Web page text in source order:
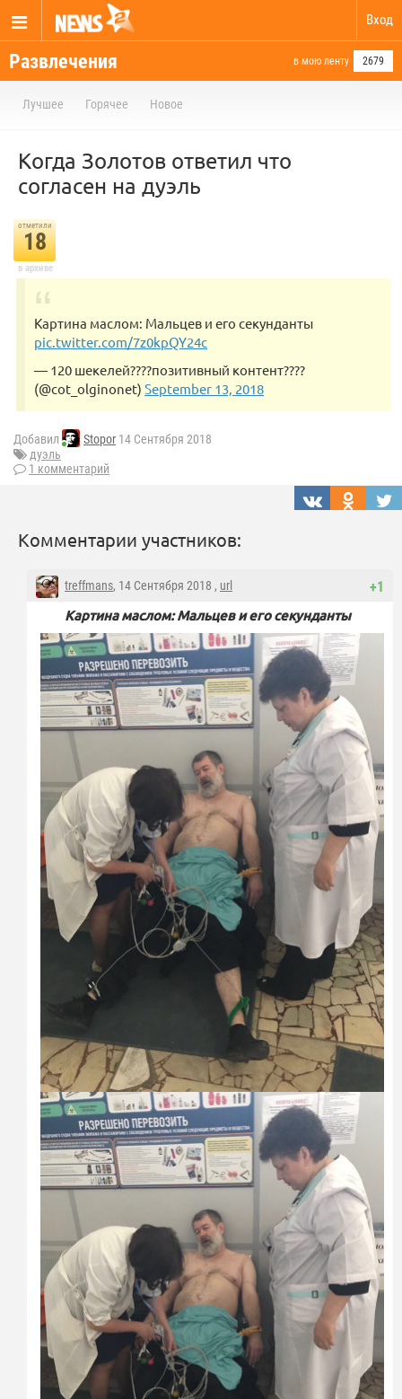
Вход
Развлечения в мою ленту 2679
Лучшее Горячее Новое
Когда Золотов ответил что
согласен на дуэль
отметили
18
в архиве
Картина маслом: Мальцев и его секунданты
pic.twitter.com/7z0kpQY24c
— 120 шекелей????позитивный контент????
(@cot_olginonet) September 13, 2018
Добавил Stopor 14 Сентября 2018
дуэль
1 комментарий
Комментарии участников:
+1
treffmans, 14 Сентября 2018 , url
Картина маслом: Мальцев и его секунданты